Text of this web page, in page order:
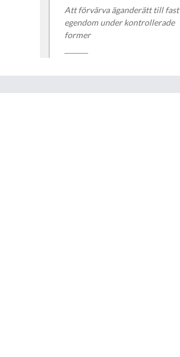
Att förvärva äganderätt till fast
egendom under kontrollerade
former